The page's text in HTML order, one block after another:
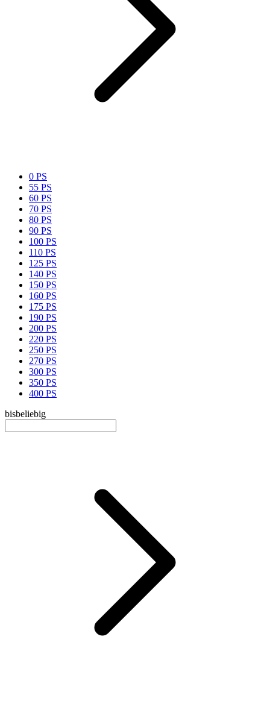
0 PS
55 PS
60 PS
70 PS
80 PS
90 PS
100 PS
110 PS
125 PS
140 PS
150 PS
160 PS
175 PS
190 PS
200 PS
220 PS
250 PS
270 PS
300 PS
350 PS
400 PS
bisbeliebig